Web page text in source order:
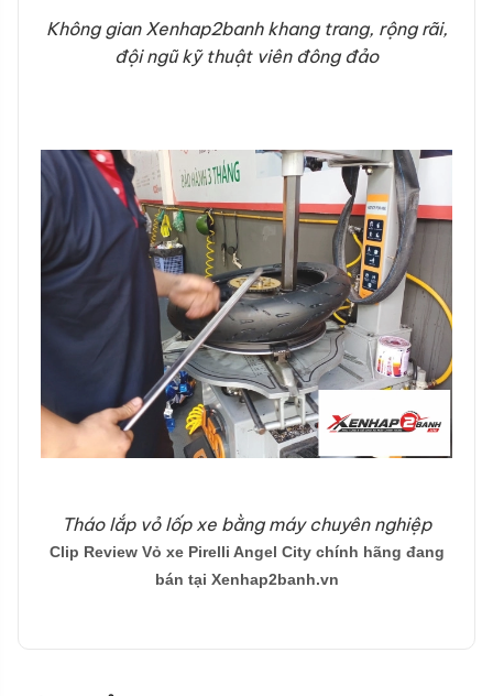
Không gian Xenhap2banh khang trang, rộng rãi,
đội ngũ kỹ thuật viên đông đảo
Tháo lắp vỏ lốp xe bằng máy chuyên nghiệp
Clip Review Vỏ xe Pirelli Angel City chính hãng đang
bán tại Xenhap2banh.vn